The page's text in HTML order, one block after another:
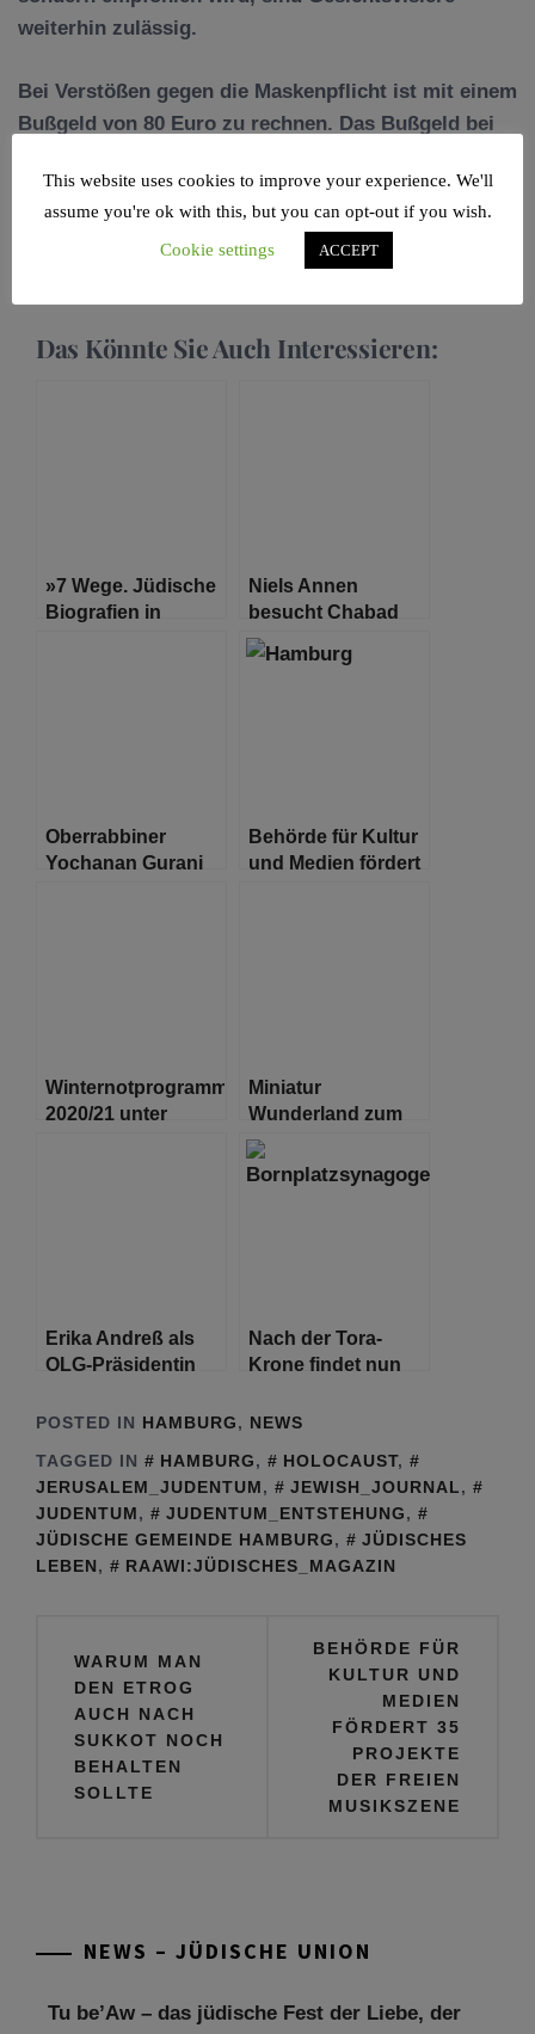
weiterhin zulässig.
Bei Verstößen gegen die Maskenpflicht ist mit einem
Bußgeld von 80 Euro zu rechnen. Das Bußgeld bei
Das Könnte Sie Auch Interessieren:
»7 Wege. Jüdische
Biografien in
Niels Annen
besucht Chabad
Lubawitch
Hamburg e.V. und
Oberrabbiner
Yochanan Gurani
Behörde für Kultur
und Medien fördert
Winternotprogramm
2020/21 unter
Miniatur
Wunderland zum
dritten Mal in Folge
zur beliebtesten
Sehenswürdigkeit
Erika Andreß als
OLG-Präsidentin
Nach der Tora-
Krone findet nun
Bornplatzsynagoge
Hause
POSTED IN HAMBURG, NEWS
TAGGED IN
HAMBURG, HOLOCAUST,
JERUSALEM_JUDENTUM, JEWISH_JOURNAL,
JUDENTUM, JUDENTUM_ENTSTEHUNG,
JÜDISCHE GEMEINDE HAMBURG,
JÜDISCHES
LEBEN, RAAWI:JÜDISCHES_MAGAZIN
WARUM MAN
DEN ETROG
AUCH NACH
SUKKOT NOCH
BEHALTEN
SOLLTE
BEHÖRDE FÜR
KULTUR UND
MEDIEN
FÖRDERT 35
PROJEKTE
DER FREIEN
MUSIKSZENE
NEWS – JÜDISCHE UNION
Mit großer Freude teilen wir einige Eindrücke
Menschen unterschiedlicher Generationen,
This website uses cookies to improve your experience. We'll
assume you're ok with this, but you can opt-out if you wish.
Cookie settings
ACCEPT